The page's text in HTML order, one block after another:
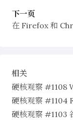
下一页
在 Firefox 和
相关
硬核观察 #1108
硬核观察 #1104
硬核观察 #1103